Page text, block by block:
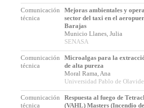
Comunicación
técnica
Mejoras ambientales y
sector del taxi en el
Barajas
Municio Llanes, Julia
SENASA
Comunicación
técnica
Microalgas para la
de alta pureza
Moral Rama, Ana
Universidad Pablo de Olavide
Comunicación
técnica
Respuesta al fuego de
(VAHL) Masters (Incendio